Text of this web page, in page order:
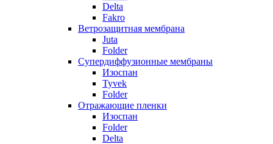
Delta
Fakro
Ветрозащитная мембрана
Juta
Folder
Супердиффузионные мембраны
Изоспан
Tyvek
Folder
Отражающие пленки
Изоспан
Folder
Delta